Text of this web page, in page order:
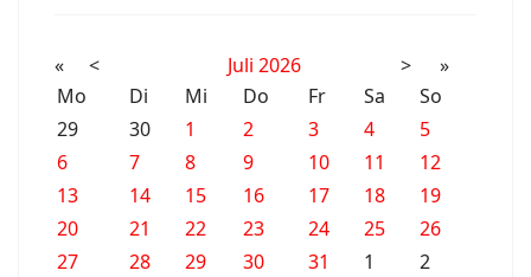
« < Juli 2026 >
»
Mo
Di Mi Do Fr Sa
So
29
30 1 2 3 4
5
6
7 8 9 10 11
12
13
14 15 16 17 18
19
20
21 22 23 24 25
26
27
28 29 30 31 1 2